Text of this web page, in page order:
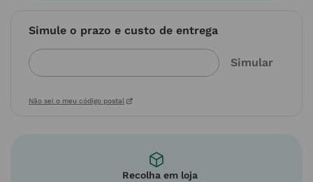
Simule o prazo e custo de entrega
Não sei o meu código postal
Recolha em loja